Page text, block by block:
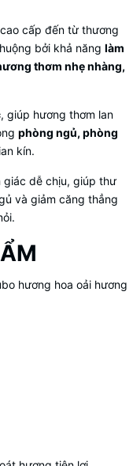
cấp đến từ thương
bởi khả năng làm
thơm nhẹ nhàng,
, giúp hương thơm lan
phòng ngủ, phòng
kín.
giác dễ chịu, giúp thư
và giảm căng thẳng
hương hoa oải hương